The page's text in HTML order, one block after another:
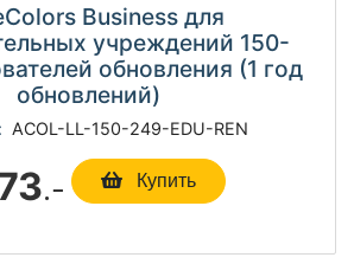
Business для
учреждений 150-
обновления (1 год
обновлений)
ACOL-LL-150-249-EDU-REN
.- Купить